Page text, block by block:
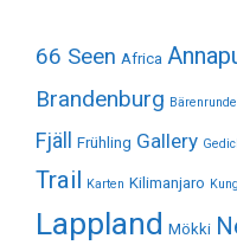
66 Seen Africa
Brandenburg Bärenrunde
Fjäll Frühling Gallery
Trail Karten Kilimanjaro
Lappland Mökki